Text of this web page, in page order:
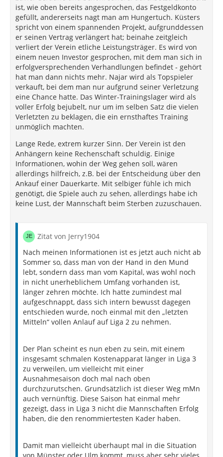
ist, wie oben bereits angesprochen, das Festgeldkonto
gefüllt, andererseits nagt man am Hungertuch. Küsters
spricht von einem spannenden Projekt, aufgrunddessen
er seinen Vertrag verlängert hat; beinahe zeitgleich
verliert der Verein etliche Leistungsträger. Es wird von
einem neuen Investor gesprochen, mit dem man sich in
erfolgversprechenden Verhandlungen befindet - gehört
hat man dann nichts mehr. Najar wird als Topspieler
verkauft, bei dem man nur aufgrund seiner Verletzung
eine Chance hatte. Das Winter-Trainingslager wird als
voller Erfolg bejubelt, nur um im selben Satz die vielen
Verletzten zu beklagen, die ein ernsthaftes Training
unmöglich machten.
Lange Rede, extrem kurzer Sinn. Der Verein ist den
Anhängern keine Rechenschaft schuldig. Einige
Informationen, wohin der Weg gehen soll, wären
allerdings hilfreich, z.B. bei der Entscheidung über den
Ankauf einer Dauerkarte. Mit selbiger fühle ich mich
genötigt, die Spiele auch zu sehen, allerdings habe ich
keine Lust, der Mannschaft beim Sterben zuzuschauen.
Zitat von Jerry1904
Nach meinen Informationen ist es jetzt auch nicht ab
Sommer so, dass man von der Hand in den Mund
lebt, sondern dass man vom Kapital, was wohl noch
in nicht unerheblichem Umfang vorhanden ist,
länger zehren möchte. Ich hatte zumindest mal
aufgeschnappt, dass sich intern bewusst dagegen
entschieden wurde, noch einmal mit den „letzten
Mitteln“ vollen Anlauf auf Liga 2 zu nehmen.
Der Plan scheint es nun eben zu sein, mit einem
insgesamt schmalen Kostenapparat länger in Liga 3
zu verweilen, um vielleicht mit einer
Ausnahmesaison doch mal nach oben
durchzurutschen. Grundsätzlich ist dieser Weg mMn
auch vernünftig. Diese Saison hat einmal mehr
gezeigt, dass in Liga 3 nicht die Mannschaften Erfolg
haben, die den renommiertesten Kader haben.
Damit man vielleicht überhaupt mal in die Situation